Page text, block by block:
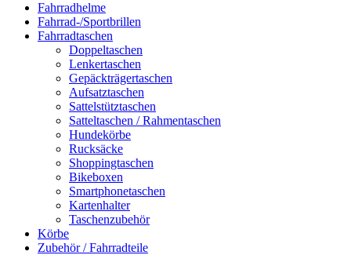
Fahrradhelme
Fahrrad-/Sportbrillen
Fahrradtaschen
Doppeltaschen
Lenkertaschen
Gepäckträgertaschen
Aufsatztaschen
Sattelstütztaschen
Satteltaschen / Rahmentaschen
Hundekörbe
Rucksäcke
Shoppingtaschen
Bikeboxen
Smartphonetaschen
Kartenhalter
Taschenzubehör
Körbe
Zubehör / Fahrradteile